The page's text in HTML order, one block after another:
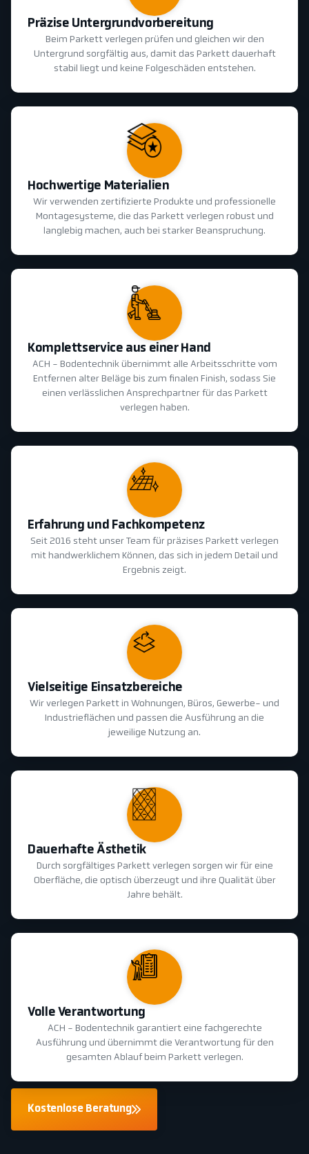
Präzise Untergrundvorbereitung
Beim Parkett verlegen prüfen und gleichen wir den
Untergrund sorgfältig aus, damit das Parkett dauerhaft
stabil liegt und keine Folgeschäden entstehen.
Hochwertige Materialien
Wir verwenden zertifizierte Produkte und professionelle
Montagesysteme, die das Parkett verlegen robust und
langlebig machen, auch bei starker Beanspruchung.
Komplettservice aus einer Hand
ACH - Bodentechnik übernimmt alle Arbeitsschritte vom
Entfernen alter Beläge bis zum finalen Finish, sodass Sie
einen verlässlichen Ansprechpartner für das Parkett
verlegen haben.
Erfahrung und Fachkompetenz
Seit 2016 steht unser Team für präzises Parkett verlegen
mit handwerklichem Können, das sich in jedem Detail und
Ergebnis zeigt.
Vielseitige Einsatzbereiche
Wir verlegen Parkett in Wohnungen, Büros, Gewerbe- und
Industrieflächen und passen die Ausführung an die
jeweilige Nutzung an.
Dauerhafte Ästhetik
Durch sorgfältiges Parkett verlegen sorgen wir für eine
Oberfläche, die optisch überzeugt und ihre Qualität über
Jahre behält.
Volle Verantwortung
ACH - Bodentechnik garantiert eine fachgerechte
Ausführung und übernimmt die Verantwortung für den
gesamten Ablauf beim Parkett verlegen.
Kostenlose Beratung